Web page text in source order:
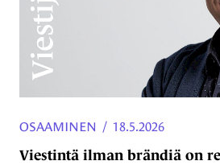
Viestintä ilman brändiä on
OSAAMINEN / 18.5.2026